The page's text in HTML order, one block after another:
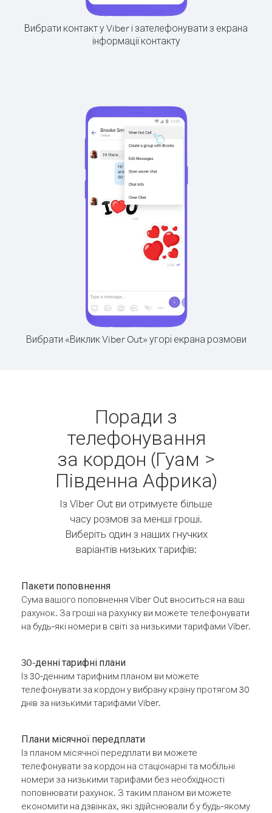
Вибрати контакт у Viber і зателефонувати з екрана
інформації контакту
Вибрати «Виклик Viber Out» угорі екрана розмови
Поради з
телефонування
за кордон (Гуам >
Південна Африка)
Із Viber Out ви отримуєте більше
часу розмов за менші гроші.
Виберіть один з наших гнучких
варіантів низьких тарифів:
Пакети поповнення
Сума вашого поповнення Viber Out вноситься на ваш
рахунок. За гроші на рахунку ви можете телефонувати
на будь-які номери в світі за низькими тарифами Viber.
30-денні тарифні плани
Із 30-денним тарифним планом ви можете
телефонувати за кордон у вибрану країну протягом 30
днів за низькими тарифами Viber.
Плани місячної передплати
Із планом місячної передплати ви можете
телефонувати за кордон на стаціонарні та мобільні
номери за низькими тарифами без необхідності
поповнювати рахунок. З таким планом ви можете
економити на дзвінках, які здійснювали б у будь-якому